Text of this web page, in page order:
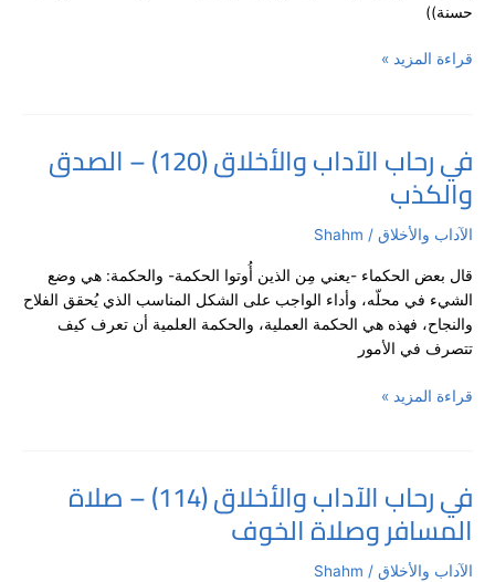
حسنة))
وواقع
المسلمين
قراءة المزيد »
في رحاب الآداب والأخلاق (120) – الصدق
والكذب
الآداب والأخلاق /
Shahm
قال بعض الحكماء -يعني مِن الذين أُوتوا الحكمة- والحكمة: هي وضع
الشيء في محلّه، وأداء الواجب على الشكل المناسب الذي يُحقق الفلاح
والنجاح، فهذه هي الحكمة العملية، والحكمة العلمية أن تعرف كيف
تتصرف في الأمور
في
رحاب
الآداب
والأخلاق
–
الصدق
والكذب
قراءة المزيد »
في رحاب الآداب والأخلاق (114) – صلاة
المسافر وصلاة الخوف
الآداب والأخلاق /
Shahm
في
رحاب
الآداب
والأخلاق